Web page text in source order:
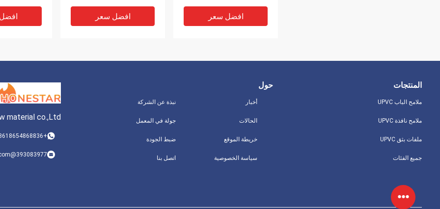
افضل سعر افضل سعر
إطارات
material co.,Ltd
+8618654868836
393083977@qq.com
حول
نبذة عن الشركة
جولة في المعمل
ضبط الجودة
اتصل بنا
أخبار
الحالات
خريطة الموقع
سياسة الخصوصية
المنتجات
ملامح الباب UPVC
ملامح نافذة UPVC
ملفات بثق UPVC
جميع الفئات